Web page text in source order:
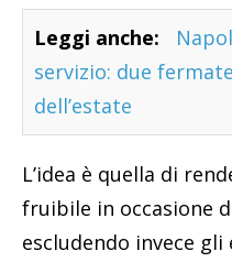
Leggi anche:
servizio: due
dell’estate
L’idea è quella di
fruibile in occasione
escludendo invece